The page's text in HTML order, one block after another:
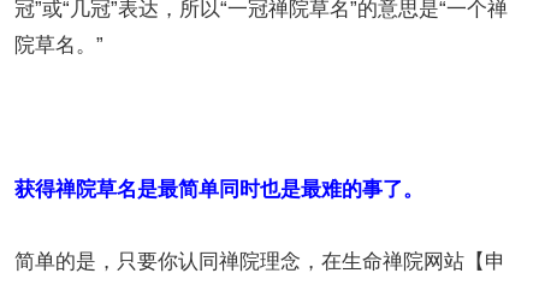
冠”或“几冠”表达，所以“一冠禅院草名”的意思是“一个禅
院草名。”
获得禅院草名是最简单同时也是最难的事了。
简单的是，只要你认同禅院理念，在生命禅院网站【申